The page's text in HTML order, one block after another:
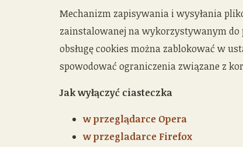
Mechanizm zapisywania i wysyłania
zainstalowanej na wykorzystywanym
obsługę cookies można zablokować w
spowodować ograniczenia związane z
Jak wyłączyć ciasteczka
w przeglądarce Opera
w przegladarce Firefox